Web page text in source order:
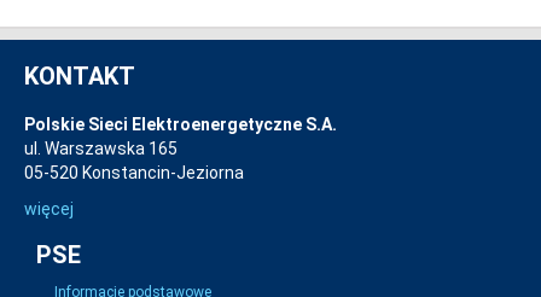
KONTAKT
Polskie Sieci Elektroenergetyczne S.A.
ul. Warszawska 165
05-520 Konstancin-Jeziorna
więcej
PSE
Informacje podstawowe